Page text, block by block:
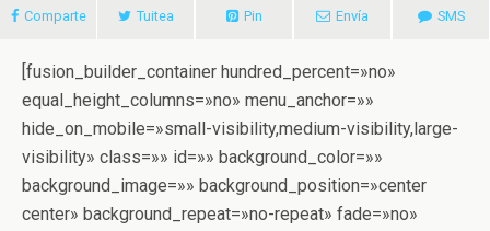
Comparte Tuitea Pin Envía SMS
[fusion_builder_container hundred_percent=»no»
equal_height_columns=»no» menu_anchor=»»
hide_on_mobile=»small-visibility,medium-visibility,large-
visibility» class=»» id=»» background_color=»»
background_image=»» background_position=»center
center» background_repeat=»no-repeat» fade=»no»